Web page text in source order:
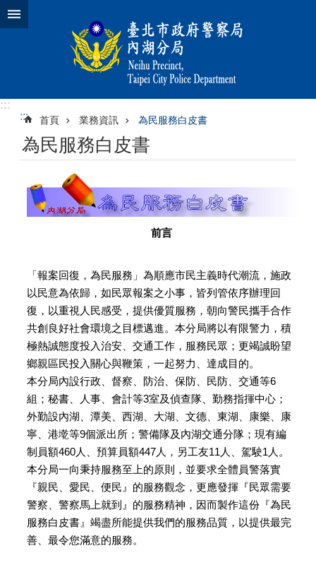
跳到主要內容區塊
:::
:::
首頁 業務資訊 為民服務白皮書
為民服務白皮書
前言
「報案回復，為民服務」為順應市民主義時代潮流，施政
以民意為依歸，如民眾報案之小事，皆列管依序辦理回
復，以重視人民感受，提供優質服務，朝向警民攜手合作
共創良好社會環境之目標邁進。本分局將以有限警力，積
極熱誠態度投入治安、交通工作，服務民眾；更竭誠盼望
鄉親區民投入關心與鞭策，一起努力、達成目的。
本分局內設行政、督察、防治、保防、民防、交通等6
組；秘書、人事、會計等3室及偵查隊、勤務指揮中心；
外勤設內湖、潭美、西湖、大湖、文德、東湖、康樂、康
寧、港墘等9個派出所；警備隊及內湖交通分隊；現有編
制員額460人、預算員額447人，另工友11人、駕駛1人。
本分局一向秉持服務至上的原則，並要求全體員警落實
『親民、愛民、便民』的服務觀念，更應發揮『民眾需要
警察、警察馬上就到』的服務精神，因而製作這份『為民
服務白皮書』竭盡所能提供我們的服務品質，以提供最完
善、最令您滿意的服務。